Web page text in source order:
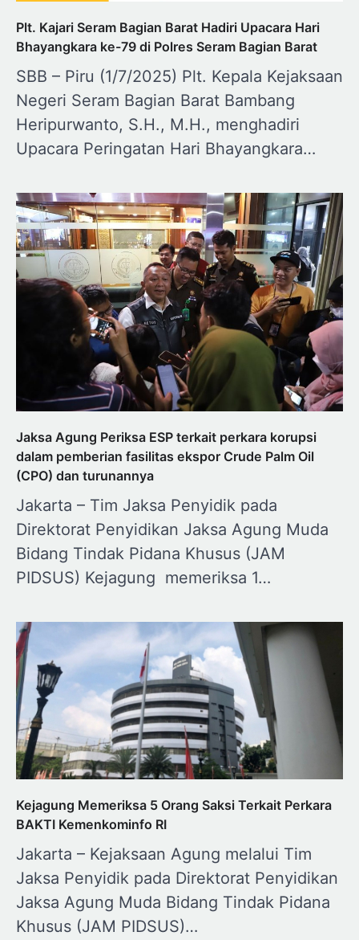
Plt. Kajari Seram Bagian Barat Hadiri Upacara Hari
Bhayangkara ke-79 di Polres Seram Bagian Barat
SBB – Piru (1/7/2025) Plt. Kepala Kejaksaan
Negeri Seram Bagian Barat Bambang
Heripurwanto, S.H., M.H., menghadiri
Upacara Peringatan Hari Bhayangkara…
Jaksa Agung Periksa ESP terkait perkara korupsi
dalam pemberian fasilitas ekspor Crude Palm Oil
(CPO) dan turunannya
Jakarta – Tim Jaksa Penyidik pada
Direktorat Penyidikan Jaksa Agung Muda
Bidang Tindak Pidana Khusus (JAM
PIDSUS) Kejagung memeriksa 1…
Kejagung Memeriksa 5 Orang Saksi Terkait Perkara
BAKTI Kemenkominfo RI
Jakarta – Kejaksaan Agung melalui Tim
Jaksa Penyidik pada Direktorat Penyidikan
Jaksa Agung Muda Bidang Tindak Pidana
Khusus (JAM PIDSUS)…